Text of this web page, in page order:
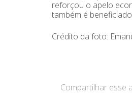
reforçou o apelo
também é
Crédito da foto:
Compartilhar esse